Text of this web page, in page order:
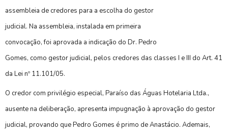
assembleia de credores para a escolha do gestor
judicial. Na assembleia, instalada em primeira
convocação, foi aprovada a indicação do Dr. Pedro
Gomes, como gestor judicial, pelos credores das classes I e III do Art. 41
da Lei nº 11.101/05.
O credor com privilégio especial, Paraíso das Águas Hotelaria Ltda.,
ausente na deliberação, apresenta impugnação à aprovação do gestor
judicial, provando que Pedro Gomes é primo de Anastácio. Ademais,